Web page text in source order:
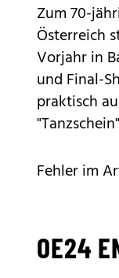
Zum 70-
Österreich
Vorjahr in
und Final-
praktisch
Fehler im
OE24